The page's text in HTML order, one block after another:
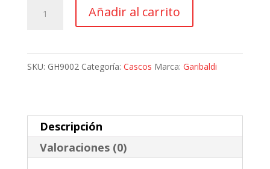
era:
123,93 €.
es:
111,54 €.
cantidad
Añadir al carrito
SKU: GH9002 Categoría: Cascos Marca: Garibaldi
Descripción
Valoraciones (0)